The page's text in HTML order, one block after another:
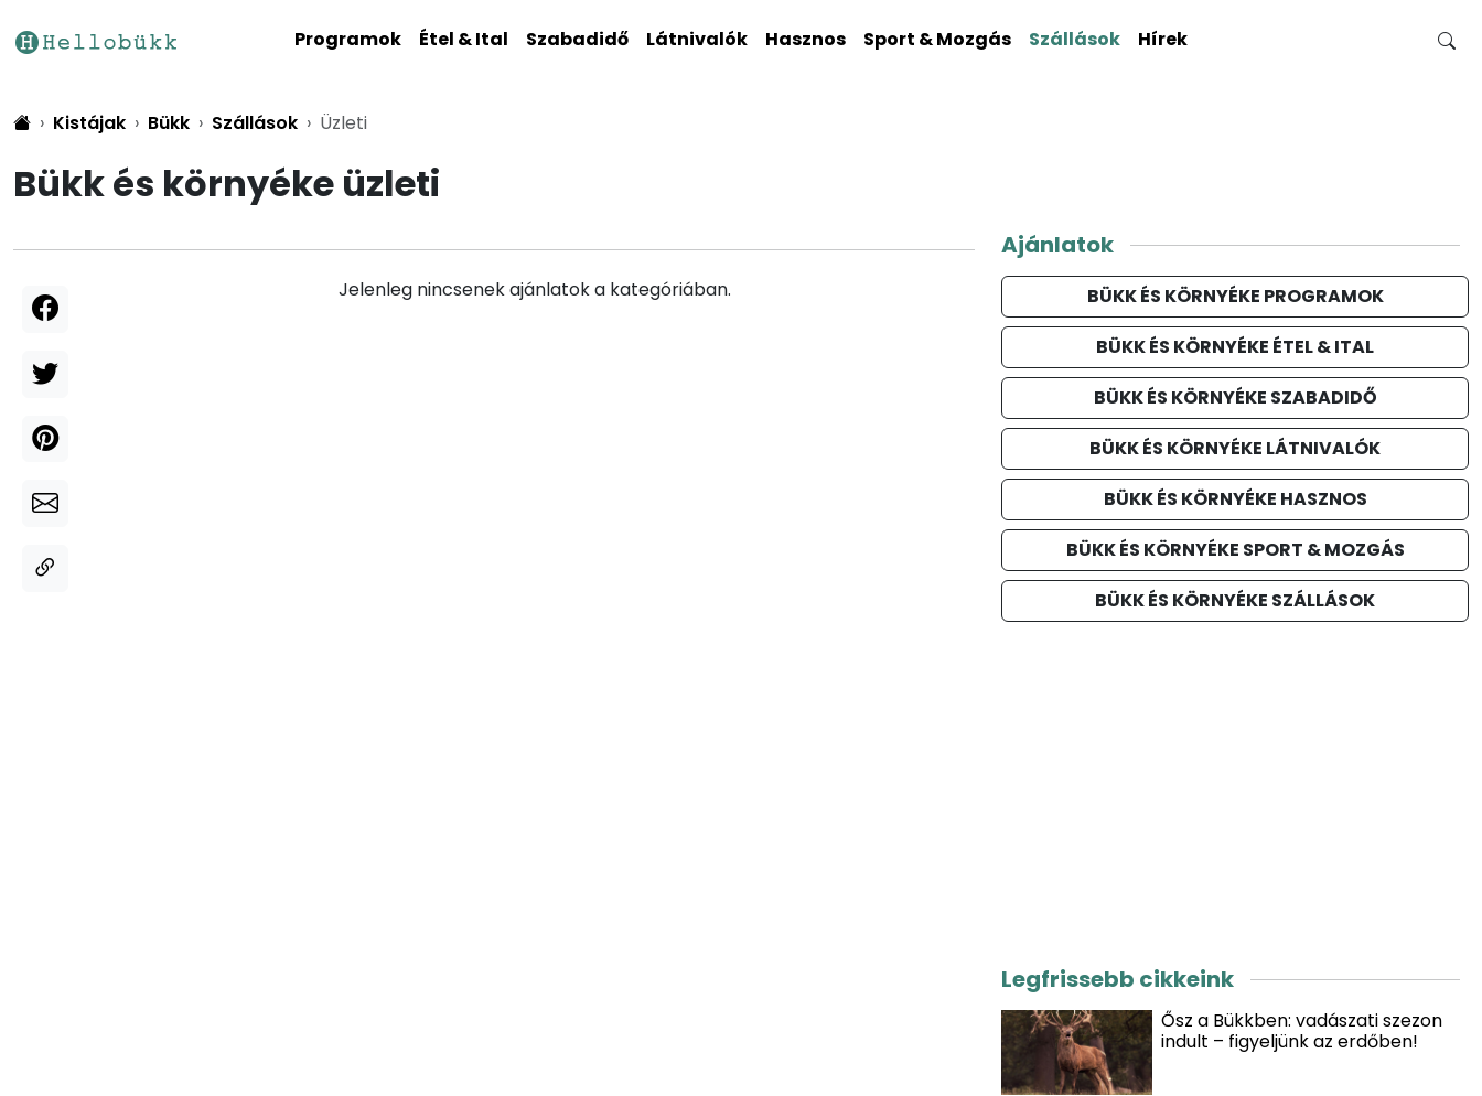
Programok Étel & Ital Szabadidő Látnivalók Hasznos Sport & Mozgás Szállások Hírek
Kistájak Bükk Szállások Üzleti
Bükk és környéke üzleti
Jelenleg nincsenek ajánlatok a kategóriában.
Ajánlatok
BÜKK ÉS KÖRNYÉKE PROGRAMOK
BÜKK ÉS KÖRNYÉKE ÉTEL & ITAL
BÜKK ÉS KÖRNYÉKE SZABADIDŐ
BÜKK ÉS KÖRNYÉKE LÁTNIVALÓK
BÜKK ÉS KÖRNYÉKE HASZNOS
BÜKK ÉS KÖRNYÉKE SPORT & MOZGÁS
BÜKK ÉS KÖRNYÉKE SZÁLLÁSOK
Legfrissebb cikkeink
Ősz a Bükkben: vadászati szezon
indult – figyeljünk az erdőben!